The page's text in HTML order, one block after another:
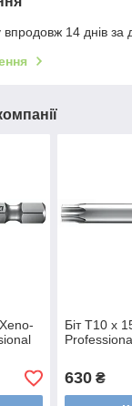
14 днів за
Біт Т10 х
630₴